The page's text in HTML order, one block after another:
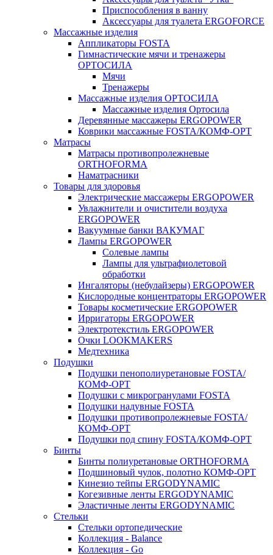
Приспособления в ванну
Аксессуары для туалета ERGOFORCE
Массажные изделия
Аппликаторы FOSTA
Гимнастические мячи и тренажеры
ОРТОСИЛА
Мячи
Тренажеры
Массажные изделия ОРТОСИЛА
Массажные изделия Ортосила
Деревянные массажеры ERGOPOWER
Коврики массажные FOSTA/КОМФ-ОРТ
Матрасы
Матрасы противопролежневые
ORTHOFORMA
Наматрасники
Товары для здоровья
Электрические массажеры ERGOPOWER
Увлажнители и очистители воздуха
ERGOPOWER
Вакуумные банки ВАКУМАГ
Лампы ERGOPOWER
Солевые лампы
Лампы для ультрафиолетовой
обработки
Ингаляторы (небулайзеры) ERGOPOWER
Кислородные концентраторы ERGOPOWER
Товары косметические ERGOPOWER
Ирригаторы ERGOPOWER
Электротекстиль ERGOPOWER
Очки LOOKMAKERS
Медтехника
Подушки
Подушки пенополиуретановые FOSTA/
КОМФ-ОРТ
Подушки с микрогранулами FOSTA
Подушки надувные FOSTA
Подушки противопролежневые FOSTA/
КОМФ-ОРТ
Подушки под спину FOSTA/КОМФ-ОРТ
Бинты
Бинты полиуретановые ORTHOFORMA
Подшиновый чулок, полотно КОМФ-ОРТ
Кинезио тейпы ERGODYNAMIC
Когезивные ленты ERGODYNAMIC
Эластичные ленты ERGODYNAMIC
Стельки
Стельки ортопедические
Коллекция - Balance
Коллекция - Go